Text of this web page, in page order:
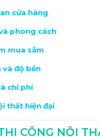
cửa hàng
phong cách
mua sắm
độ bền
chi phí
thất hiện đại
cho cửa hàng
CÔNG NỘI